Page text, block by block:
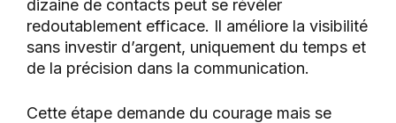
dizaine de contacts peut se révéler
redoutablement efficace. Il améliore la visibilité
sans investir d’argent, uniquement du temps et
de la précision dans la communication.
Cette étape demande du courage mais se